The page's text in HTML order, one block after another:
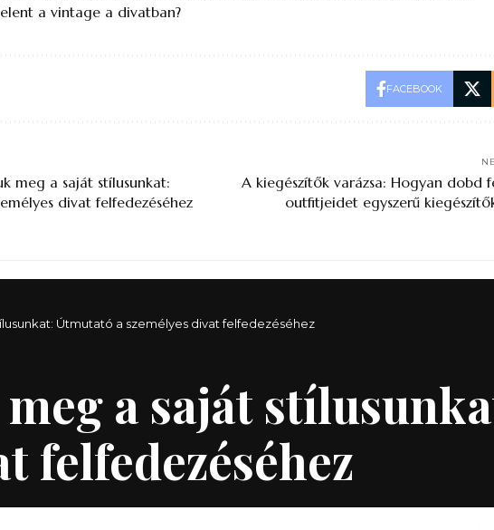
a vintage a divatban?
FACEBOOK
meg a saját stílusunkat:
divat felfedezéséhez
A kiegészítők varázsa: Hogyan dobd
outfitjeidet egyszerű
Útmutató a személyes divat felfedezéséhez
a saját
felfedezéséhez